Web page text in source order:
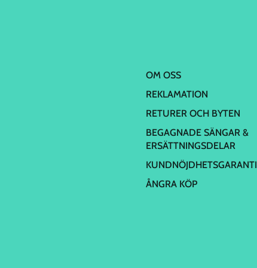
OM OSS
REKLAMATION
RETURER OCH BYTEN
BEGAGNADE SÄNGAR &
ERSÄTTNINGSDELAR
KUNDNÖJDHETSGARANTI
ÅNGRA KÖP